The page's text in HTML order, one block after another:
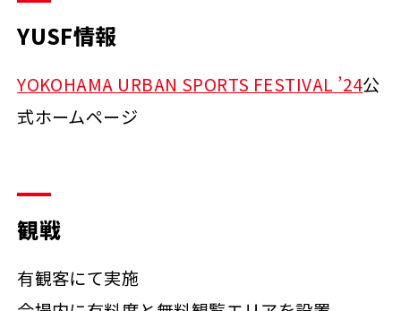
YUSF情報
YOKOHAMA URBAN SPORTS FESTIVAL ’24公
式ホームページ
観戦
有観客にて実施